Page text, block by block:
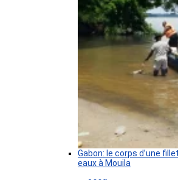
Gabon: le corps d’une
eaux à Mouila